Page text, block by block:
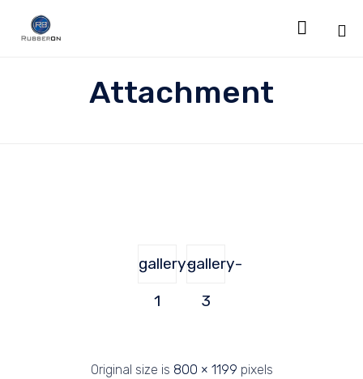

Attachment
gallery-
1
gallery-
3
Original size is 800 × 1199 pixels